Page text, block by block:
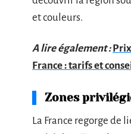
et couleurs.
A lire également :
France : tarifs et
Zones
La France regorge de